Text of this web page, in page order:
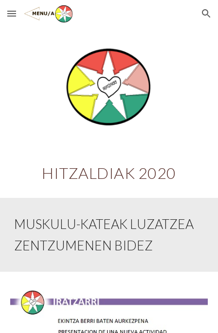
Skip to main content Skip to navigation
H ITZALDIAK 2020
MUSKULU-KATEAK LUZATZEA
ZENTZUMENEN BIDEZ